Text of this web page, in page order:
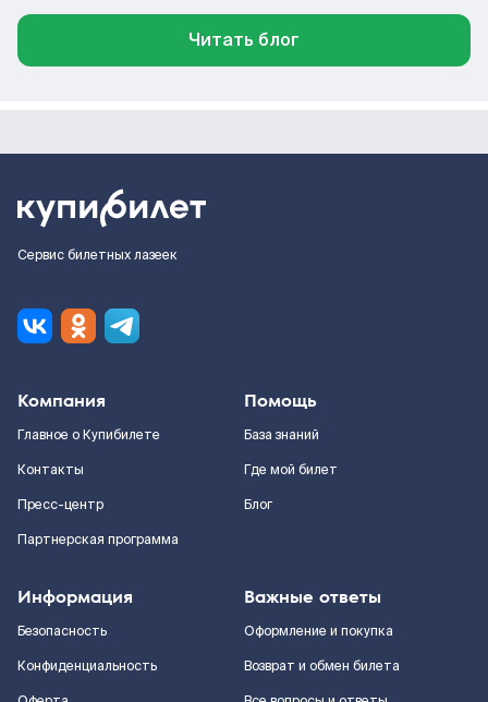
Читать блог
Сервис билетных лазеек
Компания
Главное о Купибилете
Контакты
Пресс-центр
Партнерская программа
Помощь
База знаний
Где мой билет
Блог
Информация
Безопасность
Конфиденциальность
Важные ответы
Оформление и покупка
Возврат и обмен билета